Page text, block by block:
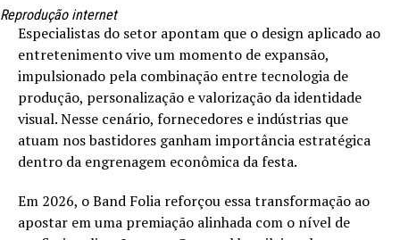
Reprodução internet
Especialistas do setor apontam que o design aplicado ao
entretenimento vive um momento de expansão,
impulsionado pela combinação entre tecnologia de
produção, personalização e valorização da identidade
visual. Nesse cenário, fornecedores e indústrias que
atuam nos bastidores ganham importância estratégica
dentro da engrenagem econômica da festa.
Em 2026, o Band Folia reforçou essa transformação ao
apostar em uma premiação alinhada com o nível de